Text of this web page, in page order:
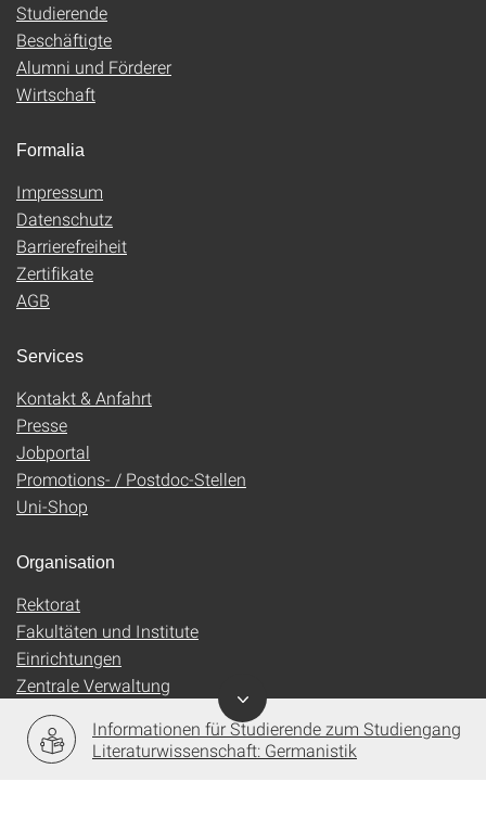
Informationen für Studierende zum Studiengang
Literaturwissenschaft: Germanistik
Studierende
Beschäftigte
Alumni und Förderer
Wirtschaft
Formalia
Impressum
Datenschutz
Barrierefreiheit
Zertifikate
AGB
Services
Kontakt & Anfahrt
Presse
Jobportal
Promotions- / Postdoc-Stellen
Uni-Shop
Organisation
Rektorat
Fakultäten und Institute
Einrichtungen
Zentrale Verwaltung